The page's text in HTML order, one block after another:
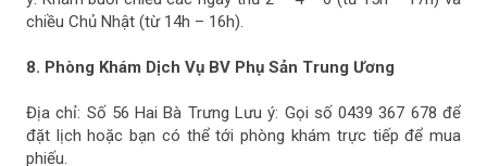
chiều Chủ Nhật (từ 14h – 16h).
8. Phòng Khám Dịch Vụ BV Phụ Sản Trung Ương
Địa chỉ: Số 56 Hai Bà Trưng Lưu ý: Gọi số 0439 367 678 để
đặt lịch hoặc bạn có thể tới phòng khám trực tiếp để mua
phiếu.